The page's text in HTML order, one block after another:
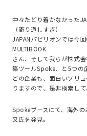
中々たどり着かなかった
（寄り道しすぎ）
JAPANパビリオンでは今
MULTIBOOK
さん、そして我らが株式
築ツールSpoke、と5つの
どの企業も、面白いソリ
りますので、是非検索して
Spokeブースにて、海外
又氏を発見。